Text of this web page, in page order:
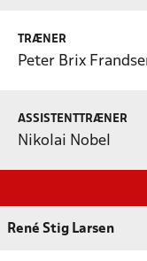
TRÆNER
Peter Brix
ASSISTENTTRÆNER
Nikolai Nobel
René Stig Larsen